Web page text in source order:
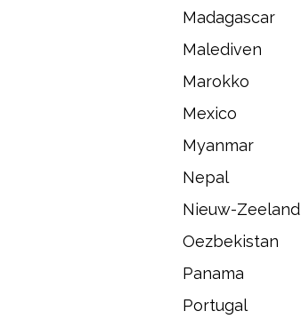
Madagascar
Malediven
Marokko
Mexico
Myanmar
Nepal
Nieuw-Zeeland
Oezbekistan
Panama
Portugal